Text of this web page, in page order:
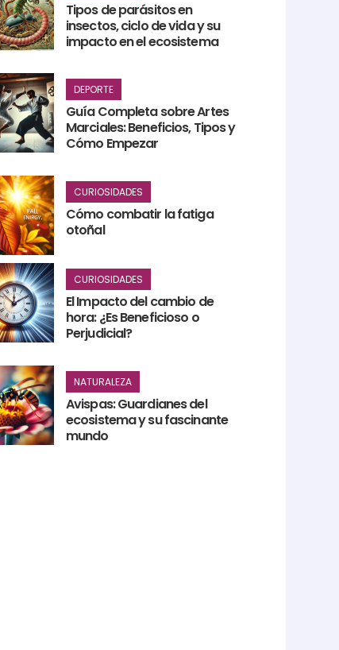
Tipos de parásitos en
insectos, ciclo de vida y su
impacto en el ecosistema
DEPORTE
Guía Completa sobre Artes
Marciales: Beneficios, Tipos y
Cómo Empezar
CURIOSIDADES
Cómo combatir la fatiga
otoñal
CURIOSIDADES
El Impacto del cambio de
hora: ¿Es Beneficioso o
Perjudicial?
NATURALEZA
Avispas: Guardianes del
ecosistema y su fascinante
mundo